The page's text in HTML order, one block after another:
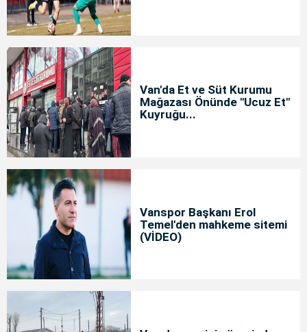
Van'da Et ve Süt Kurumu
Mağazası Önünde "Ucuz Et"
Kuyruğu...
Vanspor Başkanı Erol
Temel'den mahkeme sitemi
(VİDEO)